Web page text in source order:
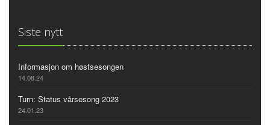
Siste nytt
Informasjon om høstsesongen
14.08.24
Turn: Status vårsesong 2023
24.01.23